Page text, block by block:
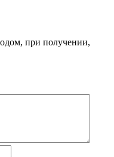
при получении,